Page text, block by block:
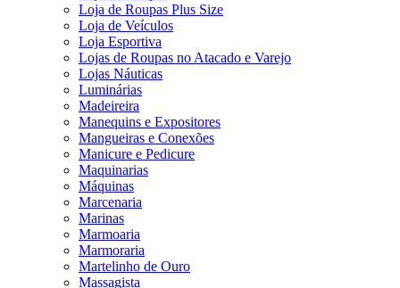
Loja de Roupas Plus Size
Loja de Veículos
Loja Esportiva
Lojas de Roupas no Atacado e Varejo
Lojas Náuticas
Luminárias
Madeireira
Manequins e Expositores
Mangueiras e Conexões
Manicure e Pedicure
Maquinarias
Máquinas
Marcenaria
Marinas
Marmoaria
Marmoraria
Martelinho de Ouro
Massagista